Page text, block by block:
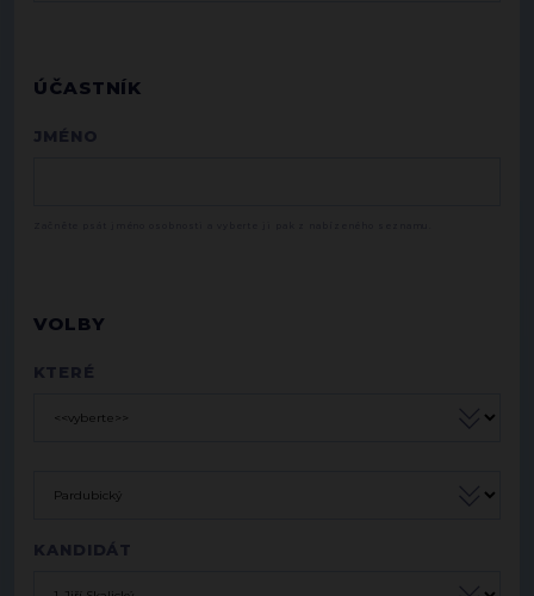
ÚČASTNÍK
JMÉNO
VOLBY
KTERÉ
KANDIDÁT